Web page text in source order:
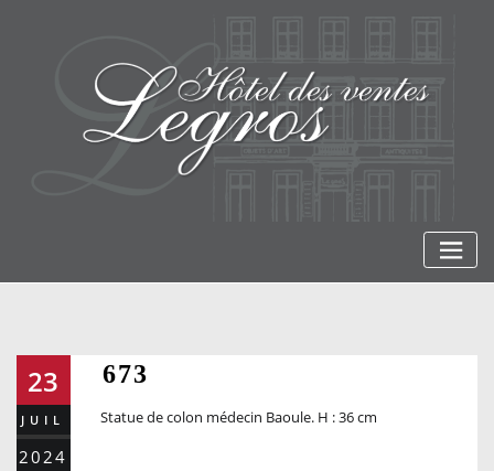
23
JUIL
2024
673
Statue de colon médecin Baoule. H : 36 cm